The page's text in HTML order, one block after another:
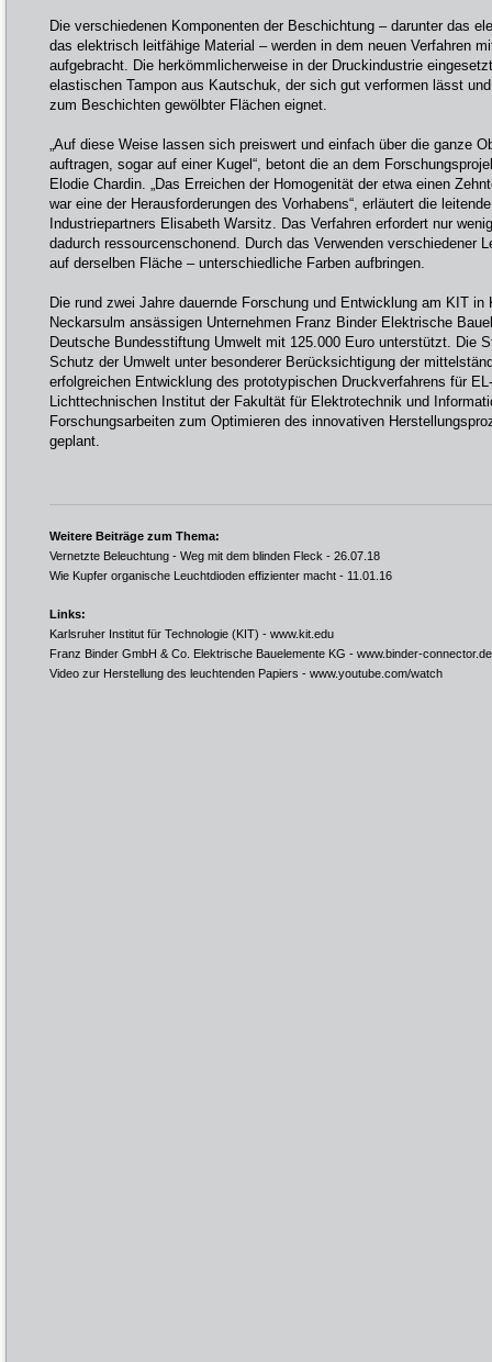
Die verschiedenen Komponenten der Beschichtung – darunter das
das elektrisch leitfähige Material – werden in dem neuen Verfahren
aufgebracht. Die herkömmlicherweise in der Druckindustrie
elastischen Tampon aus Kautschuk, der sich gut verformen lässt
zum Beschichten gewölbter Flächen eignet.
„Auf diese Weise lassen sich preiswert und einfach über die ganze
auftragen, sogar auf einer Kugel“, betont die an dem
Elodie Chardin. „Das Erreichen der Homogenität der etwa einen
war eine der Herausforderungen des Vorhabens“, erläutert die
Industriepartners Elisabeth Warsitz. Das Verfahren erfordert nur
dadurch ressourcenschonend. Durch das Verwenden verschiedener
auf derselben Fläche – unterschiedliche Farben aufbringen.
Die rund zwei Jahre dauernde Forschung und Entwicklung am KIT in
Neckarsulm ansässigen Unternehmen Franz Binder Elektrische
Deutsche Bundesstiftung Umwelt mit 125.000 Euro unterstützt. Die
Schutz der Umwelt unter besonderer Berücksichtigung der
erfolgreichen Entwicklung des prototypischen Druckverfahrens für
Lichttechnischen Institut der Fakultät für Elektrotechnik und
Forschungsarbeiten zum Optimieren des innovativen
geplant.
Weitere Beiträge zum Thema:
Vernetzte Beleuchtung - Weg mit dem blinden Fleck - 26.07.18
Wie Kupfer organische Leuchtdioden effizienter macht - 11.01.16
Links:
Karlsruher Institut für Technologie (KIT) - www.kit.edu
Franz Binder GmbH & Co. Elektrische Bauelemente KG - www.binder-connector.de
Video zur Herstellung des leuchtenden Papiers - www.youtube.com/watch